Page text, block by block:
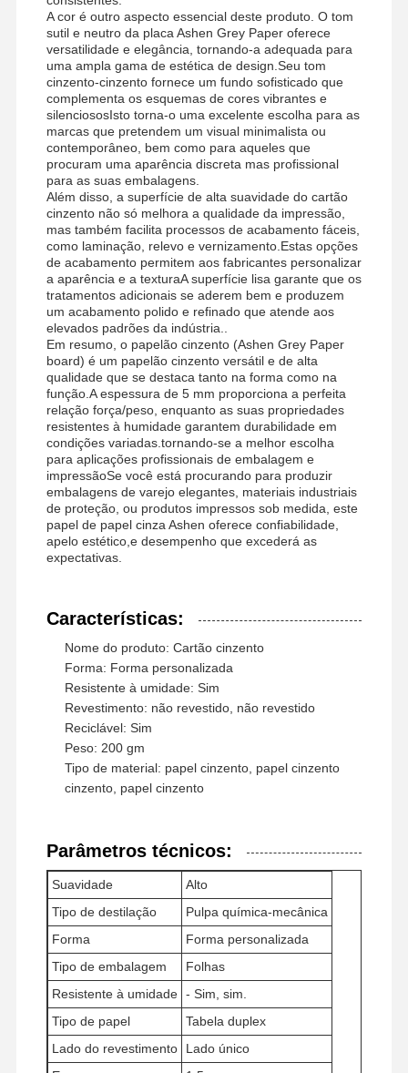
Lar Produtos Vídeos Sobre Nós
Visita À
Fábrica
Controle De
Qualidade
Contate-Nos Notícias
Casos Blogue
papelão cinza
Placa frente e verso
Papel de placa do marfim
Papel lustroso
Papel colorido
Papel Kraft
Cartão ondulado
papel de pedra
Papel de cópia
caixas de papel
Carreteira de papel
Gancho de papel
Tabuleiro de bolo
A cor é outro aspecto essencial deste produto. O tom
sutil e neutro da placa Ashen Grey Paper oferece
versatilidade e elegância, tornando-a adequada para
uma ampla gama de estética de design.Seu tom
cinzento-cinzento fornece um fundo sofisticado que
complementa os esquemas de cores vibrantes e
silenciososIsto torna-o uma excelente escolha para as
marcas que pretendem um visual minimalista ou
contemporâneo, bem como para aqueles que
procuram uma aparência discreta mas profissional
para as suas embalagens.
Além disso, a superfície de alta suavidade do cartão
cinzento não só melhora a qualidade da impressão,
mas também facilita processos de acabamento fáceis,
como laminação, relevo e vernizamento.Estas opções
de acabamento permitem aos fabricantes personalizar
a aparência e a texturaA superfície lisa garante que os
tratamentos adicionais se aderem bem e produzem
um acabamento polido e refinado que atende aos
elevados padrões da indústria..
Em resumo, o papelão cinzento (Ashen Grey Paper
board) é um papelão cinzento versátil e de alta
qualidade que se destaca tanto na forma como na
função.A espessura de 5 mm proporciona a perfeita
relação força/peso, enquanto as suas propriedades
resistentes à humidade garantem durabilidade em
condições variadas.tornando-se a melhor escolha
para aplicações profissionais de embalagem e
impressãoSe você está procurando para produzir
embalagens de varejo elegantes, materiais industriais
de proteção, ou produtos impressos sob medida, este
papel de papel cinza Ashen oferece confiabilidade,
apelo estético,e desempenho que excederá as
expectativas.
Características:
Nome do produto: Cartão cinzento
Forma: Forma personalizada
Resistente à umidade: Sim
Revestimento: não revestido, não revestido
Reciclável: Sim
Peso: 200 gm
Tipo de material: papel cinzento, papel cinzento
cinzento, papel cinzento
Parâmetros técnicos:
Suavidade
Alto
Tipo de destilação
Pulpa química-mecânica
Forma
Forma personalizada
Tipo de embalagem
Folhas
Resistente à umidade - Sim, sim.
Tipo de papel
Tabela duplex
Lado do revestimento
Lado único